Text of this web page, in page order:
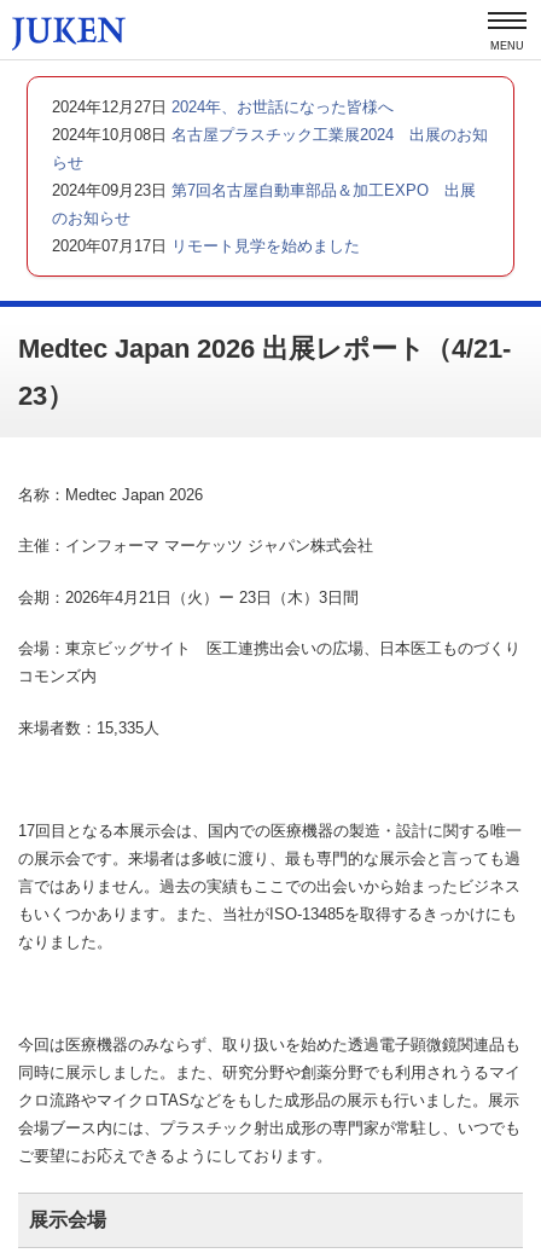
MENU
2024年12月27日 2024年、お世話になった皆様へ
2024年10月08日 名古屋プラスチック工業展2024 出展のお知
らせ
2024年09月23日 第7回名古屋自動車部品＆加工EXPO 出展
のお知らせ
2020年07月17日
リモート見学を始めました
Medtec Japan 2026 出展レポート（4/21-
23）
名称：Medtec Japan 2026
主催：インフォーマ マーケッツ ジャパン株式会社
会期：2026年4月21日（火）ー 23日（木）3日間
会場：東京ビッグサイト 医工連携出会いの広場、日本医工ものづくり
コモンズ内
来場者数：15,335人
17回目となる本展示会は、国内での医療機器の製造・設計に関する唯一
の展示会です。来場者は多岐に渡り、最も専門的な展示会と言っても過
言ではありません。過去の実績もここでの出会いから始まったビジネス
もいくつかあります。また、当社がISO-13485を取得するきっかけにも
なりました。
今回は医療機器のみならず、取り扱いを始めた透過電子顕微鏡関連品も
同時に展示しました。また、研究分野や創薬分野でも利用されうるマイ
クロ流路やマイクロTASなどをもした成形品の展示も行いました。展示
会場ブース内には、プラスチック射出成形の専門家が常駐し、いつでも
ご要望にお応えできるようにしております。
展示会場